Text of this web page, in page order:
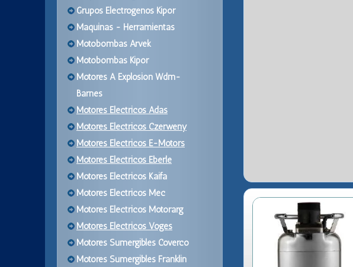
Grupos Electrogenos Kipor
Maquinas - Herramientas
Motobombas Arvek
Motobombas Kipor
Motores A Explosion Wdm-
Barnes
Motores Electricos Adas
Motores Electricos Czerweny
Motores Electricos E-Motors
Motores Electricos Eberle
Motores Electricos Kaifa
Motores Electricos Mec
Motores Electricos Motorarg
Motores Electricos Voges
Motores Sumergibles Coverco
Motores Sumergibles Franklin